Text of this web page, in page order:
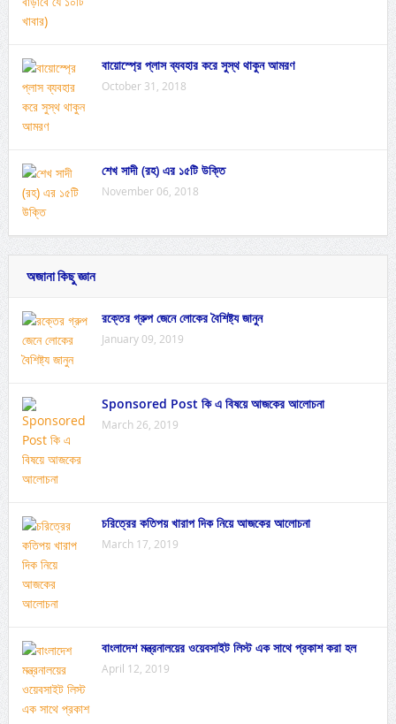
বায়োস্প্রে প্লাস ব্যবহার করে সুস্থ থাকুন আমরণ
October 31, 2018
শেখ সাদী (রহ) এর ১৫টি উক্তি
November 06, 2018
অজানা কিছু জ্ঞান
রক্তের গ্রুপ জেনে লোকের বৈশিষ্ট্য জানুন
January 09, 2019
Sponsored Post কি এ বিষয়ে আজকের আলোচনা
March 26, 2019
চরিত্রের কতিপয় খারাপ দিক নিয়ে আজকের আলোচনা
March 17, 2019
বাংলাদেশ মন্ত্রনালয়ের ওয়েবসাইট লিস্ট এক সাথে প্রকাশ করা হল
April 12, 2019